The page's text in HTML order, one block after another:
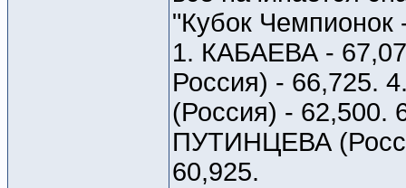
"Кубок Чемпионок
1. КАБАЕВА -
Россия) - 66,725.
(Россия) - 62,500.
ПУТИНЦЕВА
60,925.